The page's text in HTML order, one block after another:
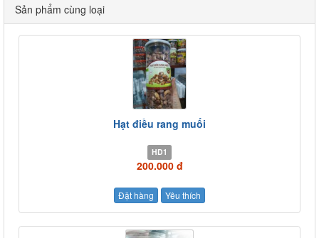
Sản phẩm cùng loại
Hạt điều rang muối
HD1
200.000 đ
Đặt hàng Yêu thích